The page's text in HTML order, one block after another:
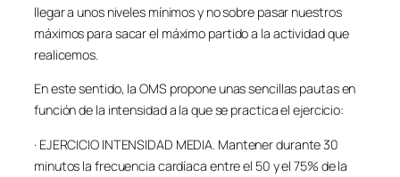
llegar a unos niveles mínimos y no sobre pasar nuestros
máximos para sacar el máximo partido a la actividad que
realicemos.
En este sentido, la OMS propone unas sencillas pautas en
función de la intensidad a la que se practica el ejercicio:
· EJERCICIO INTENSIDAD MEDIA. Mantener durante 30
minutos la frecuencia cardíaca entre el 50 y el 75% de la